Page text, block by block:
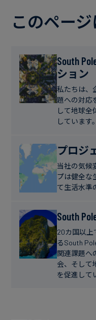
このペー
South
ション
私たちは、
題への対応
して地球全
しています。
プロジ
当社の気候
プは健全な
て生活水準
South
20カ国以上
るSouth
関連課題へ
会、そして
を促進して